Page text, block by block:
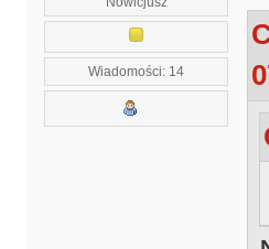
Wiadomości: 14